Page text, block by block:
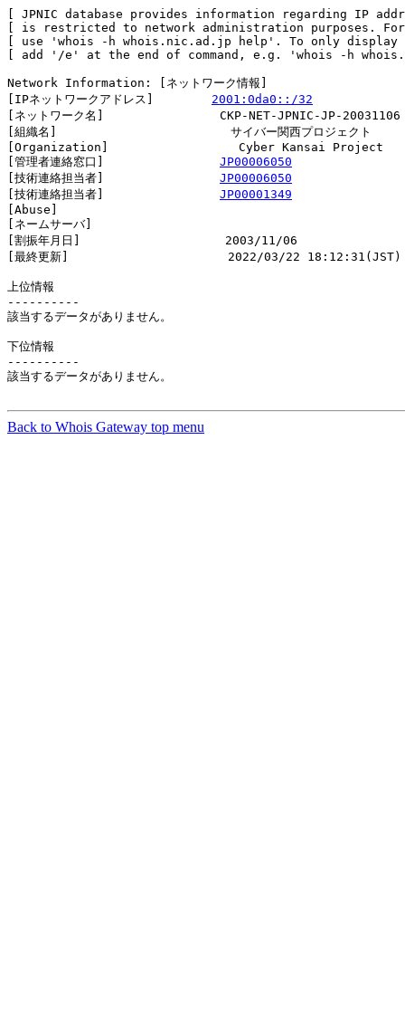
[ JPNIC database provides information regarding IP
[ is restricted to network administration purposes.
[ use 'whois -h whois.nic.ad.jp help'. To only
[ add '/e' at the end of command, e.g. 'whois -h
Network Information: [ネットワーク情報]
[IPネットワークアドレス] 2001:0da0::/32
[ネットワーク名]                CKP-NET-JPNIC-JP-20031106
[組織名]                        サイバー関西プロジェクト
[Organization]                  Cyber Kansai Project
[管理者連絡窓口] JP00006050
[技術連絡担当者] JP00006050
[技術連絡担当者] JP00001349
[Abuse]
[ネームサーバ]
[割振年月日]                    2003/11/06
[最終更新]                      2022/03/22 18:12:31(JST)
上位情報
----------
該当するデータがありません。
下位情報
----------
該当するデータがありません。
Back to Whois Gateway top menu